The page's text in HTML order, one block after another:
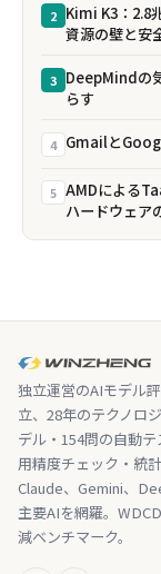
2 Kimi K3：2.8
資源の壁と安
3 DeepMindの
らす
4 Gmailと
5 AMDによる
ハードウェア
独立運営のAIモデル
立、28年のテクノロ
デル・154問の自動
用精度チェック・統
Claude、Gemini、
主要AIを網羅。
減ベンチマーク。